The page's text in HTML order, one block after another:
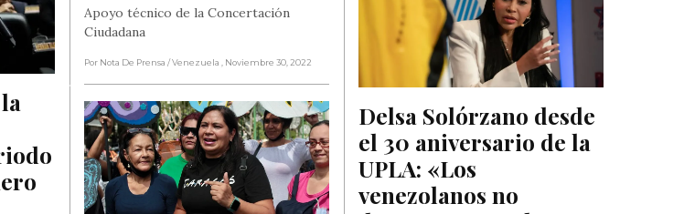
Apoyo técnico de la Concertación
Ciudadana
Por Nota De Prensa / Venezuela , Noviembre 30, 2022
Delsa Solórzano desde
el 30 aniversario de la
UPLA: «Los
venezolanos no